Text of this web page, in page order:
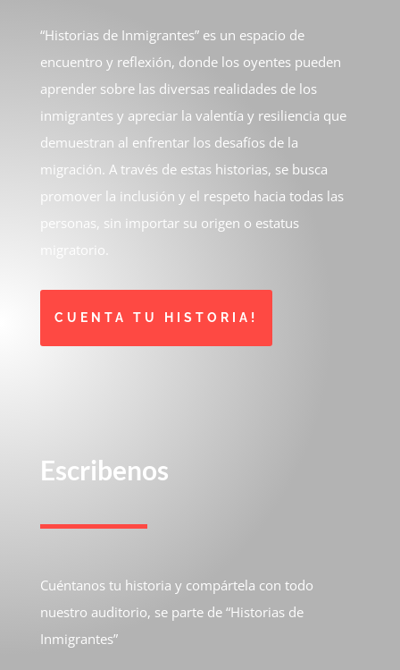
“Historias de Inmigrantes” es un espacio de
encuentro y reflexión, donde los oyentes pueden
aprender sobre las diversas realidades de los
inmigrantes y apreciar la valentía y resiliencia que
demuestran al enfrentar los desafíos de la
migración. A través de estas historias, se busca
promover la inclusión y el respeto hacia todas las
personas, sin importar su origen o estatus
migratorio.
CUENTA TU HISTORIA!
Escribenos
Cuéntanos tu historia y compártela con todo
nuestro auditorio, se parte de “Historias de
Inmigrantes”